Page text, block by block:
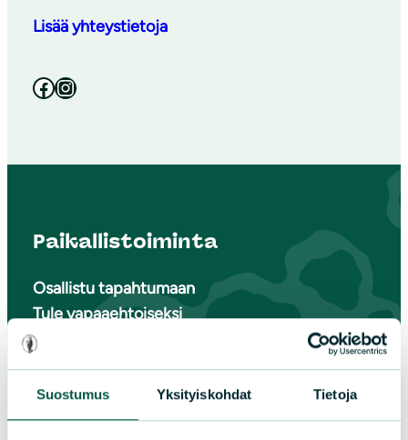
Suostumus Yksityiskohdat Tietoja
Lisää yhteystietoja
Facebook Instagram
Paikallistoiminta
Osallistu tapahtumaan
Tule vapaaehtoiseksi
Liity jäseneksi
Piirit ja yhdistykset